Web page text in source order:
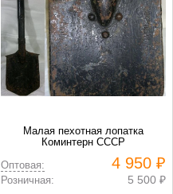
Малая пехотная лопатка
Коминтерн СССР
Оптовая:
4 950 ₽
Розничная: 5 500 ₽